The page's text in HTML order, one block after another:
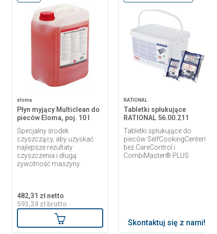
eloma
Płyn myjący Multiclean do
pieców Eloma, poj. 10 l
Specjalny środek
czyszczący, aby uzyskać
najlepsze rezultaty
czyszczenia i długą
żywotność maszyny.
482,31 zł netto
593,24 zł brutto
Dodaj do koszyka
RATIONAL
Tabletki spłukujące
RATIONAL 56.00.211
Tabletki spłukujące do
pieców SelfCookingCenter®
bez CareControl i
CombiMaster® PLUS
Skontaktuj się z nami!